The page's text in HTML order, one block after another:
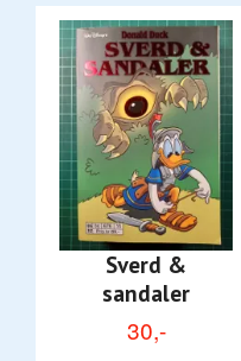
Sverd &
sandaler
30,-